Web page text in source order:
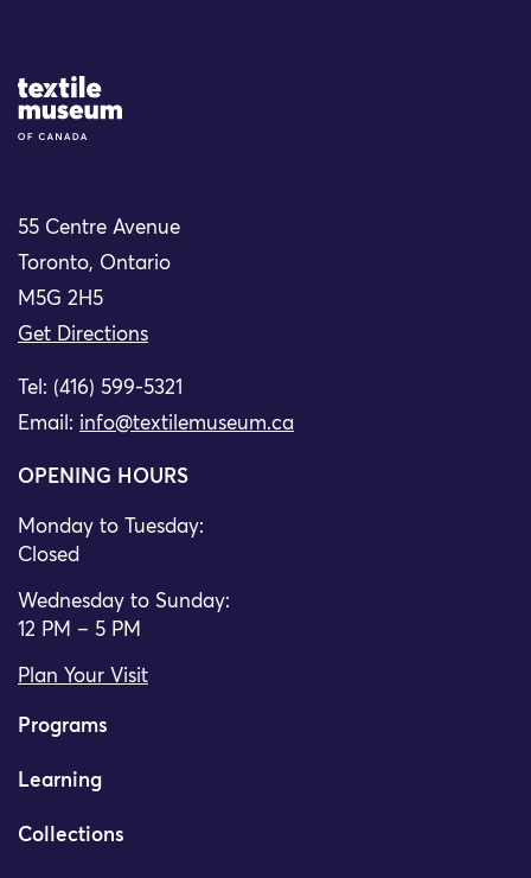
Site Logo
55 Centre Avenue
Toronto, Ontario
M5G 2H5
Get Directions
Tel: (416) 599-5321
Email: info@textilemuseum.ca
OPENING HOURS
Monday to Tuesday:
Closed
Wednesday to Sunday:
12 PM – 5 PM
Plan Your Visit
Programs
Learning
Collections